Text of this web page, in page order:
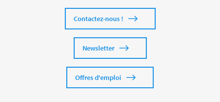
Contactez-nous !
Newsletter
Offres d'emploi